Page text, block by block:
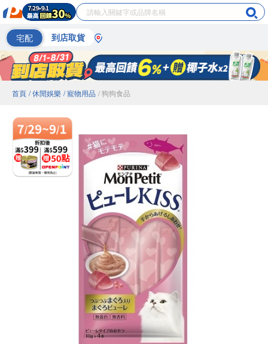
宅配 到店取貨
首頁 / 休閒娛樂 / 寵物用品 / 狗狗食品